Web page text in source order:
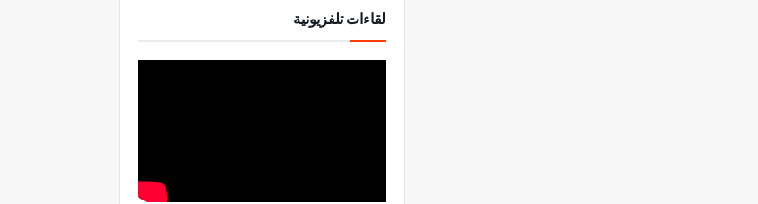
لقاءات تلفزيونية